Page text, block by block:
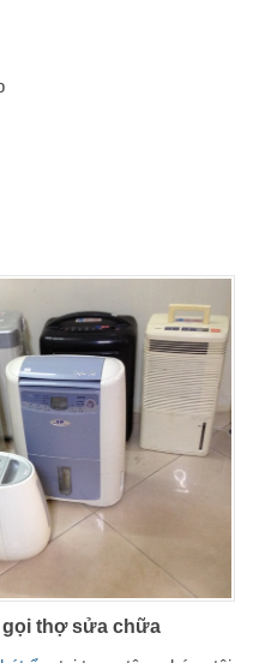
gọi thợ sửa chữa